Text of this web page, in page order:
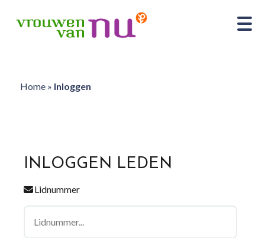
Home» Inloggen
INLOGGEN LEDEN
Lidnummer